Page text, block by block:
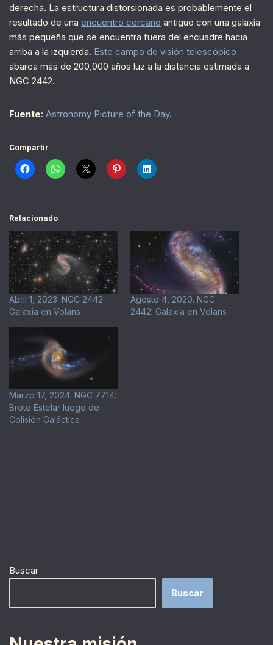
derecha. La estructura distorsionada es probablemente el
resultado de una encuentro cercano antiguo con una galaxia
más pequeña que se encuentra fuera del encuadre hacia
arriba a la izquierda. Este campo de visión telescópico
abarca más de 200,000 años luz a la distancia estimada a
NGC 2442.
Fuente: Astronomy Picture of the Day.
Compartir
Relacionado
Abril 1, 2023. NGC 2442:
Galaxia en Volans
Agosto 4, 2020. NGC
2442: Galaxia en Volans
Marzo 17, 2024. NGC 7714:
Brote Estelar luego de
Colisión Galáctica
Buscar
Buscar